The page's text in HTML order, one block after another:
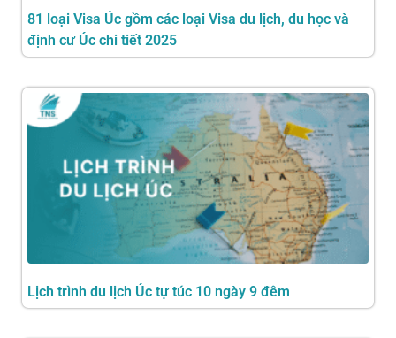
81 loại Visa Úc gồm các loại Visa du lịch, du học và
định cư Úc chi tiết 2025
Lịch trình du lịch Úc tự túc 10 ngày 9 đêm